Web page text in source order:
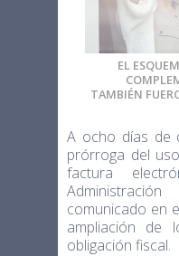
EL
TAMBIÉN
A ocho días de
prórroga del
factura
comunicado en
ampliación de
obligación fiscal.